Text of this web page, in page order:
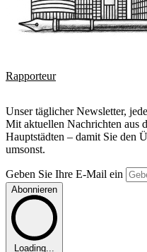
Rapporteur
Unser täglicher Newsletter,
Mit aktuellen Nachrichten aus
Hauptstädten – damit Sie den
umsonst.
Geben Sie Ihre E-Mail ein
Abonnieren
Loading...